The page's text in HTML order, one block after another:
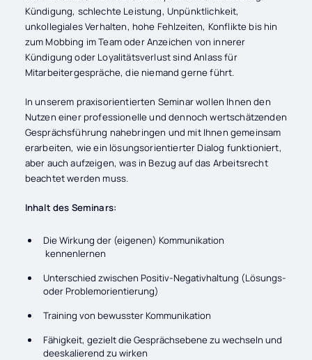
Kündigung, schlechte Leistung, Unpünktlichkeit,
unkollegiales Verhalten, hohe Fehlzeiten, Konflikte bis hin
zum Mobbing im Team oder Anzeichen von innerer
Kündigung oder Loyalitätsverlust sind Anlass für
Mitarbeitergespräche, die niemand gerne führt.
In unserem praxisorientierten Seminar wollen Ihnen den
Nutzen einer professionelle und dennoch wertschätzenden
Gesprächsführung nahebringen und mit Ihnen gemeinsam
erarbeiten, wie ein lösungsorientierter Dialog funktioniert,
aber auch aufzeigen, was in Bezug auf das Arbeitsrecht
beachtet werden muss.
Inhalt des Seminars:
Die Wirkung der (eigenen) Kommunikation
kennenlernen
Unterschied zwischen Positiv-Negativhaltung (Lösungs-
oder Problemorientierung)
Training von bewusster Kommunikation
Fähigkeit, gezielt die Gesprächsebene zu wechseln und
deeskalierend zu wirken